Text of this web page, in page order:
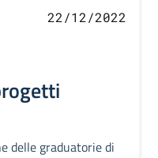
22/12/2022
delle graduatorie di